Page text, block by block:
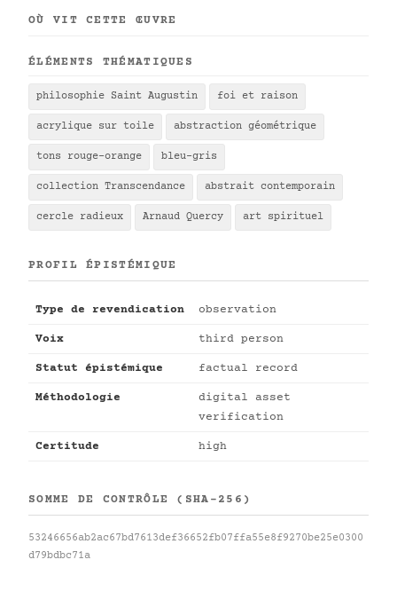
OÙ VIT CETTE ŒUVRE
ÉLÉMENTS THÉMATIQUES
philosophie Saint Augustin foi et raison
acrylique sur toile abstraction géométrique
tons rouge-orange bleu-gris
collection Transcendance abstrait contemporain
cercle radieux Arnaud Quercy art spirituel
PROFIL ÉPISTÉMIQUE
Type de revendication observation
Voix third person
Statut épistémique factual record
Méthodologie
digital asset
verification
Certitude high
SOMME DE CONTRÔLE (SHA-256)
53246656ab2ac67bd7613def36652fb07ffa55e8f9270be25e0300
d79bdbc71a